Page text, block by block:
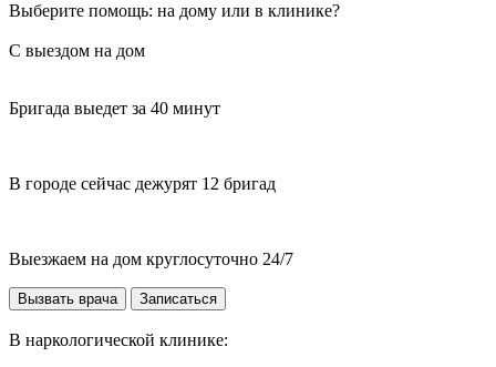
Выберите помощь: на дому или в клинике?
С выездом на дом
Бригада выедет за 40 минут
В городе сейчас дежурят 12 бригад
Выезжаем на дом круглосуточно 24/7
Вызвать врача Записаться
В наркологической клинике: